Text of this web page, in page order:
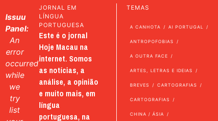
Issuu
Panel:
An
error
occurred
while
we
try
list
JORNAL EM
LÍNGUA
PORTUGUESA
Este é o jornal
Hoje Macau na
internet. Somos
as notícias, a
análise, a opinião
e muito mais, em
língua
portuguesa, na
TEMAS
A CANHOTA AI PORTUGAL
ANTROPOFOBIAS
A OUTRA FACE
ARTES, LETRAS E IDEIAS
BREVES CARTOGRAFIAS
CARTOGRAFIAS
CHINA / ÁSIA